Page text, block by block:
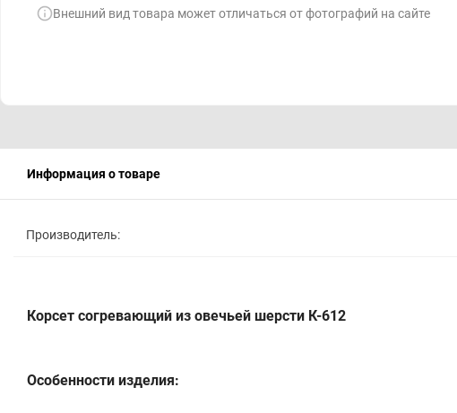
Внешний вид товара может отличаться от фотографий на сайте
Информация о товаре
Производитель:
Корсет согревающий из овечьей шерсти К-612
Особенности изделия: